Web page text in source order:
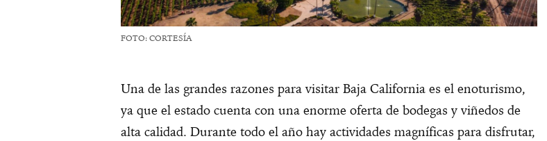
FOTO: CORTESÍA
Una de las grandes razones para visitar Baja California es el enoturismo,
ya que el estado cuenta con una enorme oferta de bodegas y viñedos de
alta calidad. Durante todo el año hay actividades magníficas para disfrutar,